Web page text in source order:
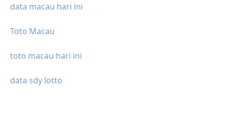
data macau hari ini
Toto Macau
toto macau hari ini
data sdy lotto